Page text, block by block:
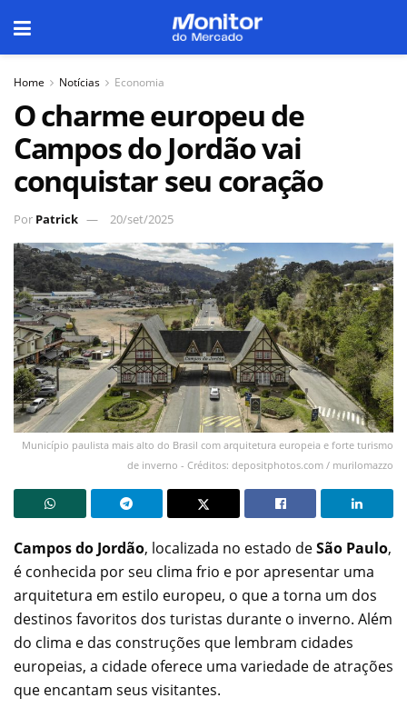
Home Notícias Economia
O charme europeu de
Campos do Jordão vai
conquistar seu coração
Por Patrick 20/set/2025
Município paulista mais alto do Brasil com arquitetura europeia e forte turismo
de inverno - Créditos: depositphotos.com / murilomazzo
Campos do Jordão, localizada no estado deSão Paulo,
é conhecida por seu clima frio e por apresentar uma
arquitetura em estilo europeu, o que a torna um dos
destinos favoritos dos turistas durante o inverno. Além
do clima e das construções que lembram cidades
europeias, a cidade oferece uma variedade de atrações
que encantam seus visitantes.